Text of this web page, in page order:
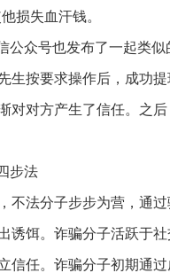
损失血汗钱。
公众号也发布了一起类
生按要求操作后，成功提
对对方产生了信任。之
步法
不法分子步步为营，通
诱饵。诈骗分子活跃于
信任。诈骗分子初期通